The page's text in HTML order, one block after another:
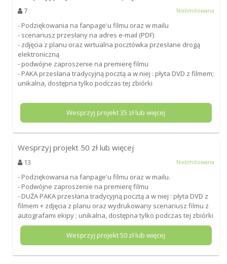
7 Nielimitowana
- Podziękowania na fanpage'u filmu oraz w mailu
- scenariusz przesłany na adres e-mail (PDF)
- zdjęcia z planu oraz wirtualna pocztówka przesłane drogą
elektroniczną
- podwójne zaproszenie na premierę filmu
- PAKA przesłana tradycyjną pocztą a w niej : płyta DVD z filmem;
unikalna, dostępna tylko podczas tej zbiórki
Wesprzyj projekt35 zł lub więcej
Wesprzyj projekt 50 zł lub więcej
13 Nielimitowana
- Podziękowania na fanpage'u filmu oraz w mailu.
- Podwójne zaproszenie na premierę filmu
- DUŻA PAKA przesłana tradycyjną pocztą a w niej : płyta DVD z
filmem + zdjęcia z planu oraz wydrukowany scenariusz filmu z
autografami ekipy ; unikalna, dostępna tylko podczas tej zbiórki
Wesprzyj projekt50 zł lub więcej